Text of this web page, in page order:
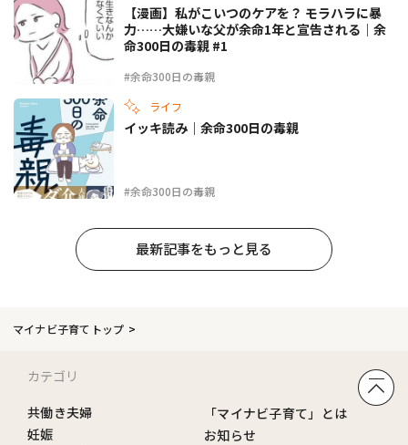
#余命300日の毒親
【漫画】私がこいつのケアを？ モラハラに暴
力……大嫌いな父が余命1年と宣告される｜余
命300日の毒親 #1
ライフ
#余命300日の毒親
イッキ読み｜余命300日の毒親
最新記事をもっと見る
マイナビ子育てトップ
カテゴリ
共働き夫婦
妊娠
「マイナビ子育て」とは
お知らせ